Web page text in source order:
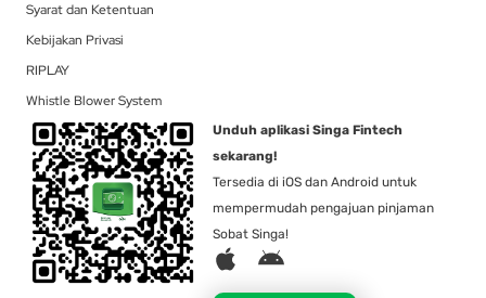
Syarat dan Ketentuan
Kebijakan Privasi
RIPLAY
Whistle Blower System
Unduh aplikasi Singa Fintech
sekarang!
Tersedia di iOS dan Android untuk
mempermudah pengajuan pinjaman
Sobat Singa!
A
A